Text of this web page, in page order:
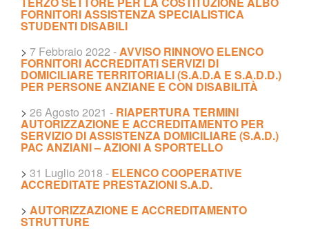
FORNITORI ASSISTENZA SPECIALISTICA
STUDENTI DISABILI
> 7 Febbraio 2022 -AVVISO RINNOVO ELENCO
FORNITORI ACCREDITATI SERVIZI DI
DOMICILIARE TERRITORIALI (S.A.D.A E S.A.D.D.)
PER PERSONE ANZIANE E CON DISABILITÀ
> 26 Agosto 2021 - RIAPERTURA TERMINI
AUTORIZZAZIONE E ACCREDITAMENTO PER
SERVIZIO DI ASSISTENZA DOMICILIARE (S.A.D.)
PAC ANZIANI – AZIONI A SPORTELLO
> 31 Luglio 2018 - ELENCO COOPERATIVE
ACCREDITATE PRESTAZIONI S.A.D.
> AUTORIZZAZIONE E ACCREDITAMENTO
STRUTTURE